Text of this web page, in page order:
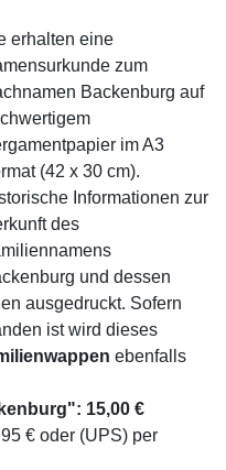
erhalten eine
zum
Backenburg auf
im A3
(42 x 30 cm).
Informationen zur
des
und dessen
ausgedruckt. Sofern
ist wird dieses
ebenfalls
15,00 €
€ oder (UPS) per